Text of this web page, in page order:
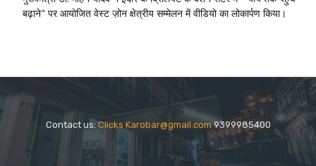
बढ़ाने" पर आयोजित वेस्ट ज़ोन क्षेत्रीय सम्मेलन में वीडियो का लोकार्पण किया।
Contact us: Clicks Karobar@gmail.com9399985400